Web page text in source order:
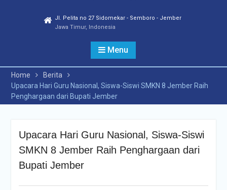
Jl. Pelita no 27 Sidomekar - Semboro - Jember
Jawa Timur, Indonesia
Menu
Home
Berita
Upacara Hari Guru Nasional, Siswa-Siswi SMKN 8 Jember Raih
Penghargaan dari Bupati Jember
Upacara Hari Guru Nasional, Siswa-Siswi
SMKN 8 Jember Raih Penghargaan dari
Bupati Jember